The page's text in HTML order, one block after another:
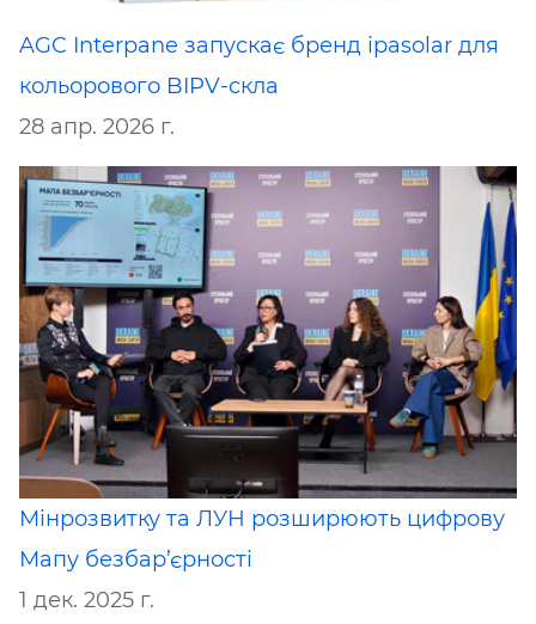
AGC Interpane запускає бренд ipasolar для
кольорового BIPV-скла
28 апр. 2026 г.
Мінрозвитку та ЛУН розширюють цифрову
Мапу безбар’єрності
1 дек. 2025 г.